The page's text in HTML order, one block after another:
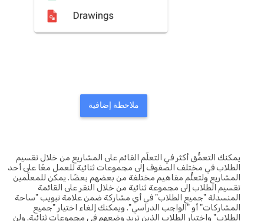
ملاحظة إضافية
يمكنك التعمُّق أكثر في التعلّم القائم على المشاريع من خلال تقسيم
الطلاب في مختلف الصفوف إلى مجموعات ثنائية للعمل معًا على أحد
المشاريع ولتعلُّم مفاهيم مختلفة من بعضهم بعضًا. يمكن للمعلّمين
تقسيم الطلاب إلى مجموعة ثنائية من خلال النقر على القائمة
المنسدلة "جميع الطلاب" في أي مشاركة ضمن علامة تبويب "ساحة
المشاركات" أو "الواجب الدراسي". ويمكنك إلغاء اختيار "جميع
الطلاب" واختيار الطلاب الذين تريد وضعهم في مجموعات ثنائية. ولن